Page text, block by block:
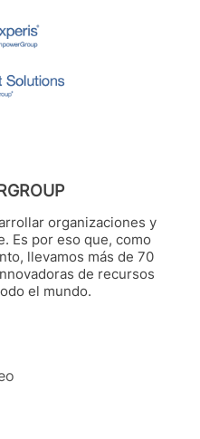
organizaciones y
Es por eso que, como
llevamos más de 70
de recursos
el mundo.